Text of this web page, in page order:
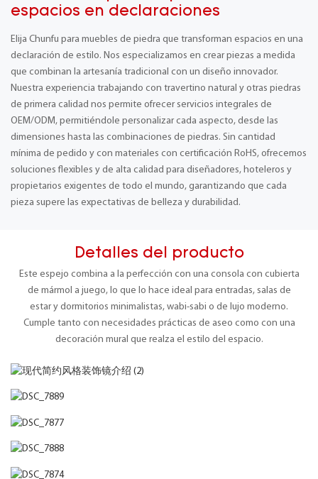
espacios en declaraciones
Elija Chunfu para muebles de piedra que transforman espacios en una
declaración de estilo. Nos especializamos en crear piezas a medida
que combinan la artesanía tradicional con un diseño innovador.
Nuestra experiencia trabajando con travertino natural y otras piedras
de primera calidad nos permite ofrecer servicios integrales de
OEM/ODM, permitiéndole personalizar cada aspecto, desde las
dimensiones hasta las combinaciones de piedras. Sin cantidad
mínima de pedido y con materiales con certificación RoHS, ofrecemos
soluciones flexibles y de alta calidad para diseñadores, hoteleros y
propietarios exigentes de todo el mundo, garantizando que cada
pieza supere las expectativas de belleza y durabilidad.
Detalles del producto
Este espejo combina a la perfección con una consola con cubierta
de mármol a juego, lo que lo hace ideal para entradas, salas de
estar y dormitorios minimalistas, wabi-sabi o de lujo moderno.
Cumple tanto con necesidades prácticas de aseo como con una
decoración mural que realza el estilo del espacio.